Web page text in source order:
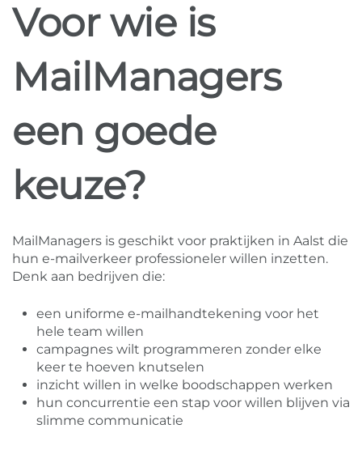
Voor wie is
MailManagers
een goede
keuze?
MailManagers is geschikt voor praktijken in Aalst die
hun e-mailverkeer professioneler willen inzetten.
Denk aan bedrijven die:
een uniforme e-mailhandtekening voor het
hele team willen
campagnes wilt programmeren zonder elke
keer te hoeven knutselen
inzicht willen in welke boodschappen werken
hun concurrentie een stap voor willen blijven via
slimme communicatie